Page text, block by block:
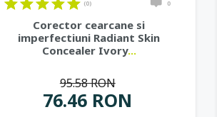
(0) 0
Corector cearcane si
imperfectiuni Radiant Skin
Concealer Ivory...
76.46 RON
95.58 RON